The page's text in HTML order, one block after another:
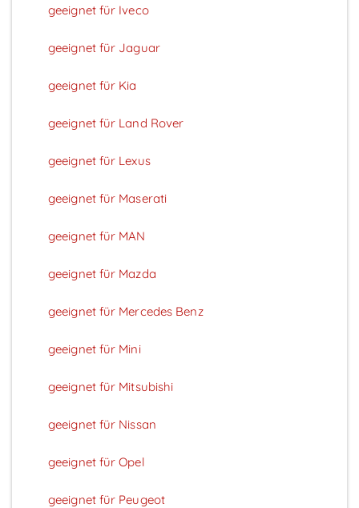
geeignet für Iveco
geeignet für Jaguar
geeignet für Kia
geeignet für Land Rover
geeignet für Lexus
geeignet für Maserati
geeignet für MAN
geeignet für Mazda
geeignet für Mercedes Benz
geeignet für Mini
geeignet für Mitsubishi
geeignet für Nissan
geeignet für Opel
geeignet für Peugeot